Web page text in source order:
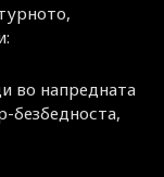
во напредната
безбедноста,